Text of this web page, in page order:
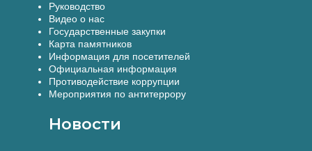
Руководство
Видео о нас
Государственные закупки
Карта памятников
Информация для посетителей
Официальная информация
Противодействие коррупции
Мероприятия по антитеррору
Новости